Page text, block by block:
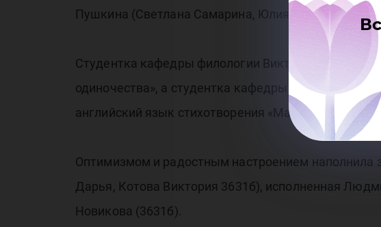
Пушкина (Светлана Самарина, Юлия Пилипенко
Студентка кафедры филологии Виктория Кремина
одиночества», а студентка кафедры иностранных
английский язык стихотворения «Мать» югорского
Оптимизмом и радостным настроением наполнила
Дарья, Котова Виктория 3631б), исполненная
Новикова (3631б).